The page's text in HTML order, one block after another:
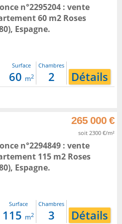
n°2295204 : vente
60 m2 Roses
Espagne.
Surface
60 m2
Chambres
2 Détails
265 000 €
soit 2300 €/m²
n°2294849 : vente
115 m2 Roses
Espagne.
Surface
115 m2
Chambres
3 Détails